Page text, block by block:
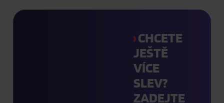
CHCETE
JEŠTĚ
VÍCE
SLEV?
ZADEJTE